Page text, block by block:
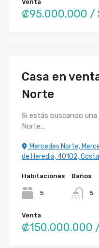
Venta
₡95.000.000 /
Casa en
Norte
Si estás buscando
Norte…
Mercedes Norte,
de Heredia, 40102,
Habitaciones
5
Baños
5
Venta
₡150.000.000